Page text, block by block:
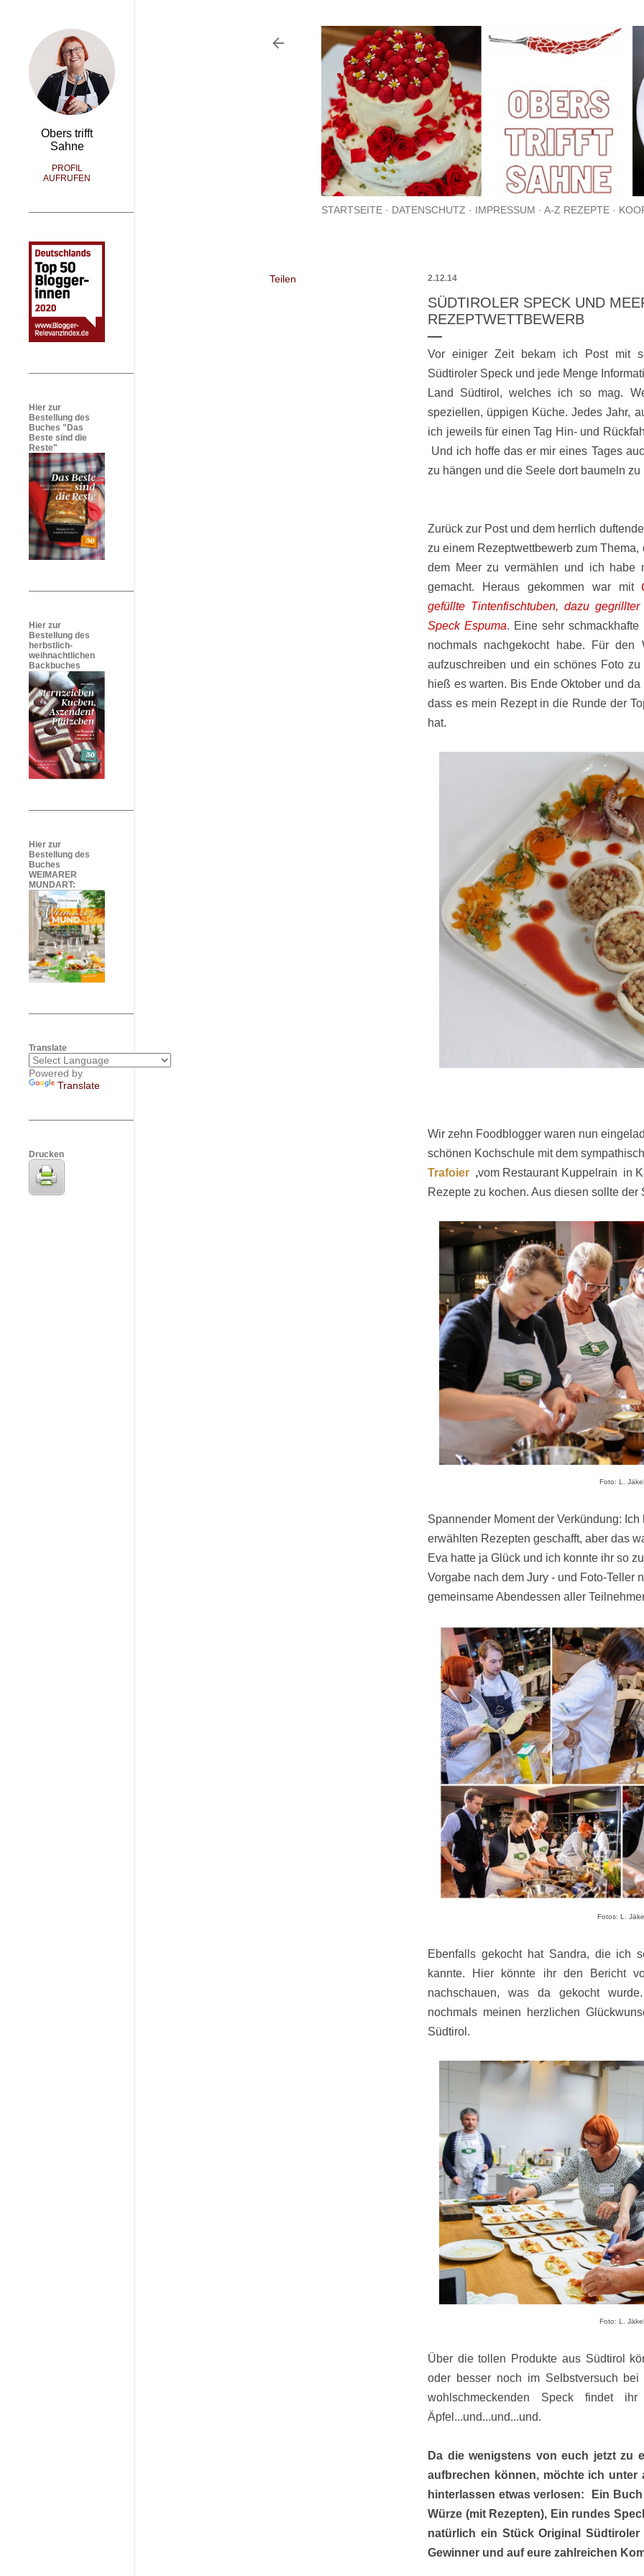
STARTSEITE DATENSCHUTZ IMPRESSUM A-Z REZEPTE
Teilen 2.12.14
SÜDTIROLER SPECK UND
REZEPTWETTBEWERB
Vor einiger Zeit bekam ich Post mit
Südtiroler Speck und jede Menge
Land Südtirol, welches ich so mag.
speziellen, üppigen Küche. Jedes Jahr,
ich jeweils für einen Tag Hin- und
Und ich hoffe das er mir eines Tages
zu hängen und die Seele dort baumeln zu
Zurück zur Post und dem herrlich
zu einem Rezeptwettbewerb zum
dem Meer zu vermählen und ich habe
gemacht. Heraus gekommen war mit
gefüllte Tintenfischtuben, dazu
Speck Espuma. Eine sehr
nochmals nachgekocht habe. Für
aufzuschreiben und ein schönes Foto
hieß es warten. Bis Ende Oktober und
dass es mein Rezept in die Runde der
hat.
Wir zehn Foodblogger waren nun
schönen Kochschule mit dem
Trafoier ,vom Restaurant Kuppelrain in
Rezepte zu kochen. Aus diesen sollte
Foto: L. Jäkel
Spannender Moment der Verkündung:
erwählten Rezepten geschafft, aber das
Eva hatte ja Glück und ich konnte ihr so
Vorgabe nach dem Jury - und Foto-Teller
gemeinsame Abendessen aller
Fotos: L.
Ebenfalls gekocht hat Sandra, die ich
kannte. Hier könnte ihr den Bericht
nachschauen, was da gekocht
nochmals meinen herzlichen
Südtirol.
Foto: L. Jäkel
Über die tollen Produkte aus Südtirol
oder besser noch im Selbstversuch
wohlschmeckenden Speck findet
Äpfel...und...und...und.
Da die wenigstens von euch jetzt zu
aufbrechen können, möchte ich unter
hinterlassen etwas verlosen: Ein
Würze (mit Rezepten), Ein rundes
natürlich ein Stück Original
Gewinner und auf eure zahlreichen
Obers trifft
Sahne
PROFIL
AUFRUFEN
Hier zur
Bestellung des
Buches "Das
Beste sind die
Reste"
Hier zur
Bestellung des
herbstlich-
weihnachtlichen
Backbuches
Hier zur
Bestellung des
Buches
WEIMARER
MUNDART:
Translate
Powered by
Translate
Drucken